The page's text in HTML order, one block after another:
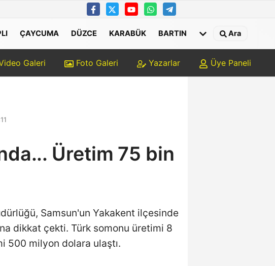
ÇAYCUMA DÜZCE KARABÜK BARTIN Ara
Galeri Foto Galeri Yazarlar Üye Paneli
Üretim 75 bin
Samsun'un Yakakent ilçesinde
dikkat çekti. Türk somonu üretimi 8
500 milyon dolara ulaştı.